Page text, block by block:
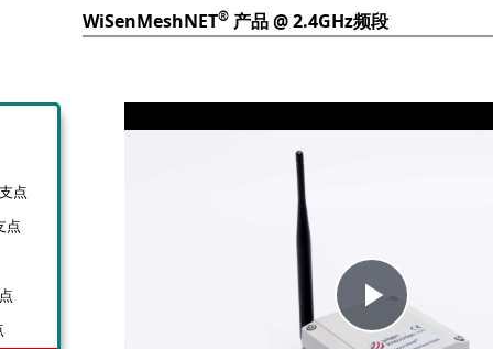
Play
点
点
WiSenMeshNET® 产品 @ 2.4GHz频段